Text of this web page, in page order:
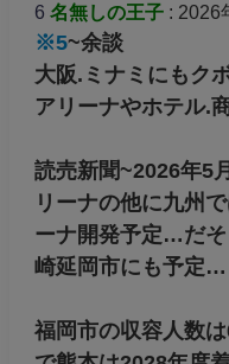
次世代の交流拠点
起工式も終了。
りくりゅう~京都の
ね。2028年開業予
を入れ出したたの
トの名声を利用し
6 名無しの王子 : 2026
※5~余談